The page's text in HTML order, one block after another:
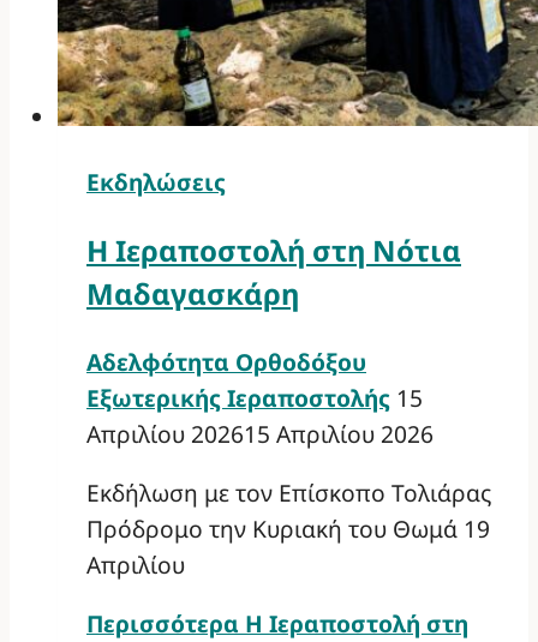
Εκδηλώσεις
Η Ιεραποστολή στη Νότια
Μαδαγασκάρη
Αδελφότητα Ορθοδόξου
Εξωτερικής Ιεραποστολής 15
Απριλίου 202615 Απριλίου 2026
Εκδήλωση με τον Επίσκοπο Τολιάρας
Πρόδρομο την Κυριακή του Θωμά 19
Απριλίου
Περισσότερα Η Ιεραποστολή στη